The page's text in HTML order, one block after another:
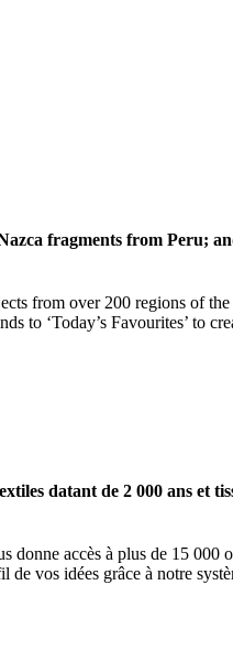
fragments from Peru;
from over 200 regions of
‘Today’s Favourites’ to
datant de 2 000 ans et
donne accès à plus de 15 000
vos idées grâce à notre